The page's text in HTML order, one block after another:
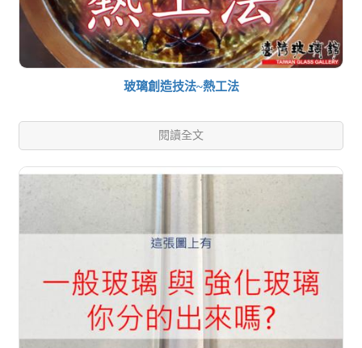
玻璃創造技法~熱工法
閱讀全文